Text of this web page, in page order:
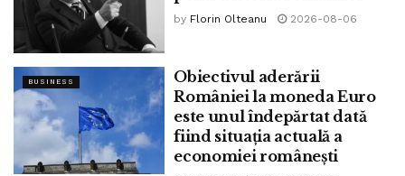
fac treaba și respectă regulile, doar că eu nici nu aș
vota și nici nu aș recomanda să fie votat ca lider
politico-administrativ o persoană cu orientarea homo
sau bisexuală, cu atât mai mult în România, bulversată
deja prea mult la nivel societal.”
by Florin Olteanu 2026-08-06
BUSINESS
Obiectivul aderării
României la moneda Euro
este unul îndepărtat dată
fiind situația actuală a
economiei românești